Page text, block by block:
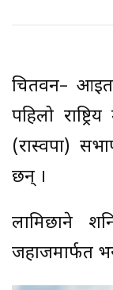
चितवन–
पहिलो
(रास्वपा)
छन् ।
लामिछाने
जहाजमार्फत